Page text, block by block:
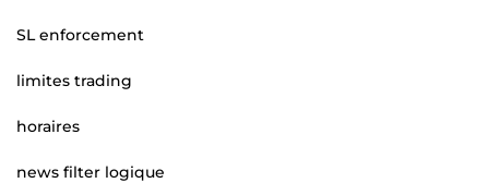
SL enforcement
limites trading
horaires
news filter logique